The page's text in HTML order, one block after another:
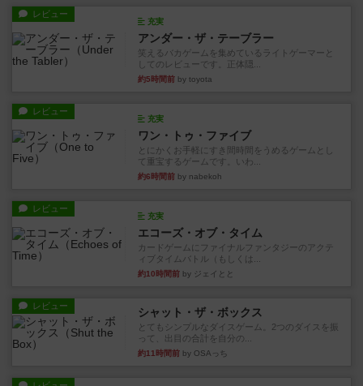
レビュー
充実
アンダー・ザ・テーブラー
笑えるバカゲームを集めているライトゲーマーと
してのレビューです。正体隠...
約5時間前 by toyota
レビュー
充実
ワン・トゥ・ファイブ
とにかくお手軽にすき間時間をうめるゲームとし
て重宝するゲームです。いわ...
約6時間前 by nabekoh
レビュー
充実
エコーズ・オブ・タイム
カードゲームにファイナルファンタジーのアクテ
ィブタイムバトル（もしくは...
約10時間前 by ジェイとと
レビュー シャット・ザ・ボックス
とてもシンプルなダイスゲーム。2つのダイスを振
って、出目の合計を自分の...
約11時間前 by OSAっち